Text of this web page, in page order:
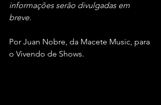
informações serão divulgadas em
breve.
Por Juan Nobre, da Macete Music, para
o Vivendo de Shows.